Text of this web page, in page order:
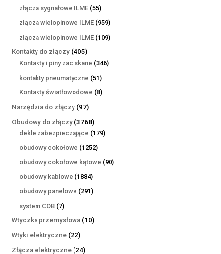
złącza sygnałowe ILME 5555
produktów
złącza wielopinowe ILME 959959
produktów
złącza wielopinowe ILME 109109
Kontakty do złączy 405405
produktów
Kontakty i piny zaciskane 346346
kontakty pneumatyczne 5151
produktów
Kontakty światłowodowe 88
Narzędzia do złączy 9797
produktów
Obudowy do złączy 37683768
produktów
dekle zabezpieczające 179179
obudowy cokołowe 12521252
produkty
obudowy cokołowe kątowe 9090
obudowy kablowe 18841884
produkty
obudowy panelowe 291291
system COB 77
produktów
Wtyczka przemysłowa 1010
Wtyki elektryczne 2222
produkty
Złącza elektryczne 2424